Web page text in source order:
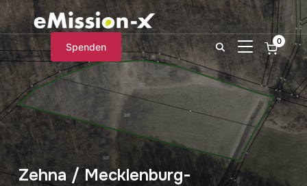
Spenden 0
Zehna / Mecklenburg-